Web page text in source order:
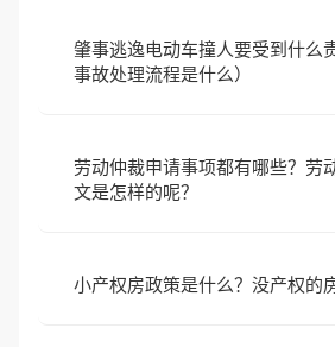
肇事逃逸电动车撞人要受到什么
事故处理流程是什么）
劳动仲裁申请事项都有哪些？劳
文是怎样的呢？
小产权房政策是什么？没产权的